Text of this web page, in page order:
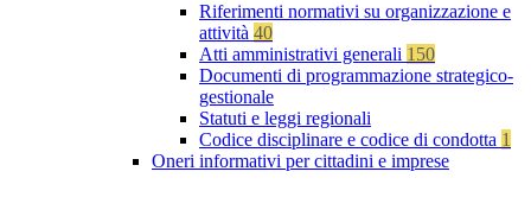
Riferimenti normativi su organizzazione e
attività 40
Atti amministrativi generali 150
Documenti di programmazione strategico-
gestionale
Statuti e leggi regionali
Codice disciplinare e codice di condotta 1
Oneri informativi per cittadini e imprese